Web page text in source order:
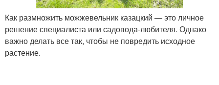
Как размножить можжевельник казацкий — это личное
решение специалиста или садовода-любителя. Однако
важно делать все так, чтобы не повредить исходное
растение.